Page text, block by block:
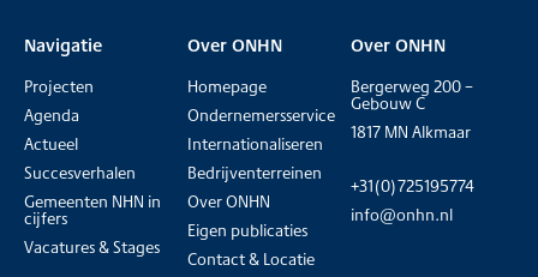
Navigatie
Projecten
Agenda
Actueel
Succesverhalen
Gemeenten NHN in
cijfers
Vacatures & Stages
Over ONHN
Homepage
Ondernemersservice
Internationaliseren
Bedrijventerreinen
Over ONHN
Eigen publicaties
Contact & Locatie
Over ONHN
Bergerweg 200 –
Gebouw C
1817 MN Alkmaar
+31(0)725195774
info@onhn.nl